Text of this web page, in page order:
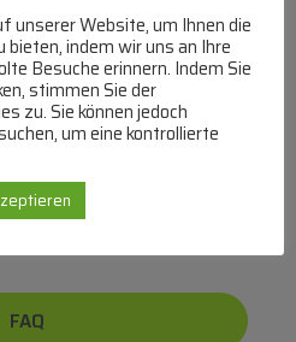
mit dem Service Team
Uhr,+43 1 267 67 60)
per:
FAQ
unserer Website, um Ihnen die
indem wir uns an Ihre
Besuche erinnern. Indem Sie
stimmen Sie der
zu. Sie können jedoch
um eine kontrollierte